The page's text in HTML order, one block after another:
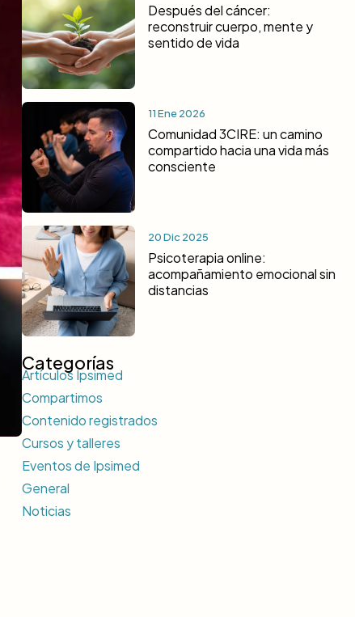
Después del cáncer:
reconstruir cuerpo, mente y
sentido de vida
11 Ene 2026
Comunidad 3CIRE: un camino
compartido hacia una vida más
consciente
20 Dic 2025
Psicoterapia online:
acompañamiento emocional sin
distancias
Categorías
Artículos Ipsimed
Compartimos
Contenido registrados
Cursos y talleres
Eventos de Ipsimed
General
Noticias